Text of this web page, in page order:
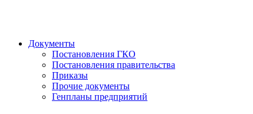
Документы
Постановления ГКО
Постановления правительства
Приказы
Прочие документы
Генпланы предприятий